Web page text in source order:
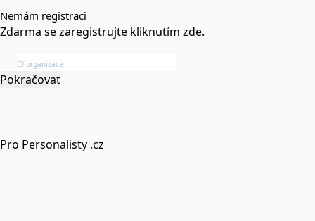
Nemám registraci
Zdarma se zaregistrujte kliknutím zde.
Pokračovat
Pro Personalisty .cz